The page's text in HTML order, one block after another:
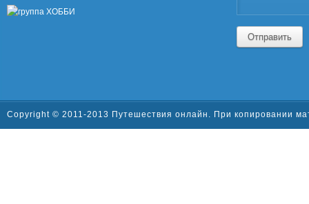
Отправить
Copyright © 2011-2013 Путешествия онлайн. При копировании